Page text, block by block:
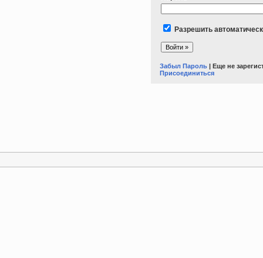
Разрешить
Забыл Пароль | Еще не
Присоединиться